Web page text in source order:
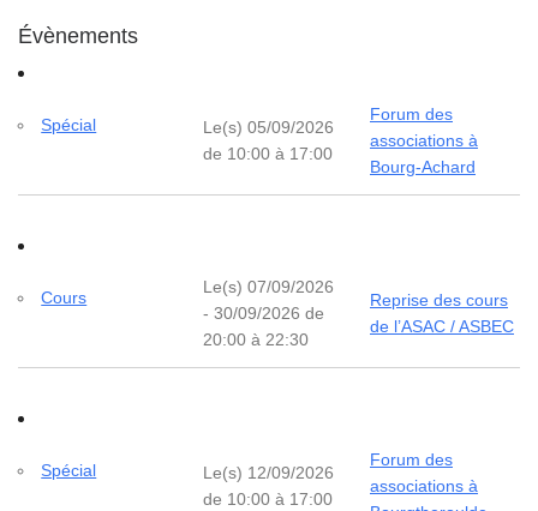
Évènements
Spécial
Le(s) 05/09/2026
de 10:00 à 17:00
Forum des
associations à
Bourg-Achard
Cours
Le(s) 07/09/2026
- 30/09/2026 de
20:00 à 22:30
Reprise des cours
de l’ASAC / ASBEC
Spécial
Le(s) 12/09/2026
de 10:00 à 17:00
Forum des
associations à